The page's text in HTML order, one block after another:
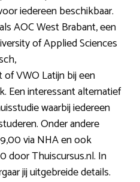
iedereen beschikbaar.
AOC West Brabant, een
of Applied Sciences
VWO Latijn bij een
Een interessant alternatief
waarbij iedereen
Onder andere
via NHA en ook
door Thuiscursus.nl. In
jij uitgebreide details.